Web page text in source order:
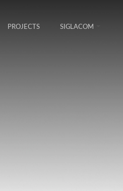
PROJECTS SIGLACOM